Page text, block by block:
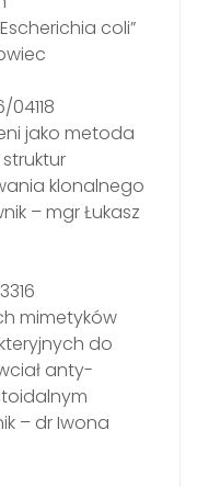
coli”
04118
jako metoda
klonalnego
– mgr Łukasz
mimetyków
do
anty-
– dr Iwona